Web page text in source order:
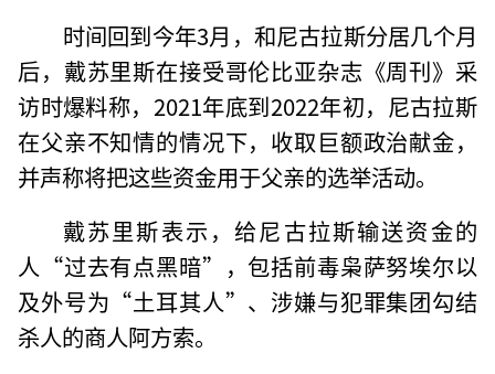
时间回到今年3月，和尼古拉斯分居几个月
后，戴苏里斯在接受哥伦比亚杂志《周刊》采
访时爆料称，2021年底到2022年初，尼古拉斯
在父亲不知情的情况下，收取巨额政治献金，
并声称将把这些资金用于父亲的选举活动。
戴苏里斯表示，给尼古拉斯输送资金的
人“过去有点黑暗”，包括前毒枭萨努埃尔以
及外号为“土耳其人”、涉嫌与犯罪集团勾结
杀人的商人阿方索。